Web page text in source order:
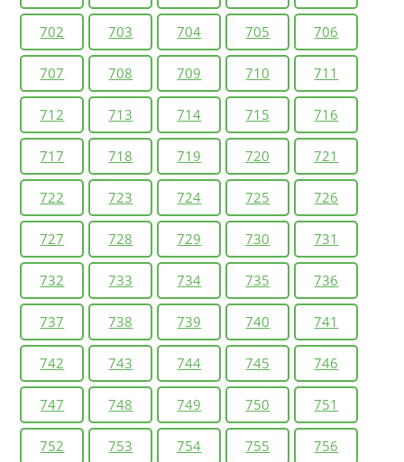
702 703 704 705 706
707 708 709 710 711
712 713 714 715 716
717 718 719 720 721
722 723 724 725 726
727 728 729 730 731
732 733 734 735 736
737 738 739 740 741
742 743 744 745 746
747 748 749 750 751
752 753 754 755 756